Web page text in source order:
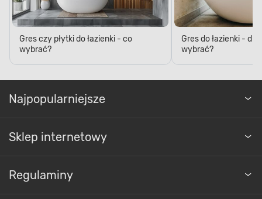
ANTYPOŚLIZGOWOŚĆ
Bezpieczeństwo i komfort
użytkowania
Antypoślizgowe właściwości zapewniają
pewne stąpanie nawet w mokrych warunkach,
co sprawia, że gres jest idealnym rozwiązaniem
Gres czy płytki do łazienki - co
wybrać?
Gres do łazienki -
wybrać?
Najpopularniejsze
Sklep internetowy
Regulaminy